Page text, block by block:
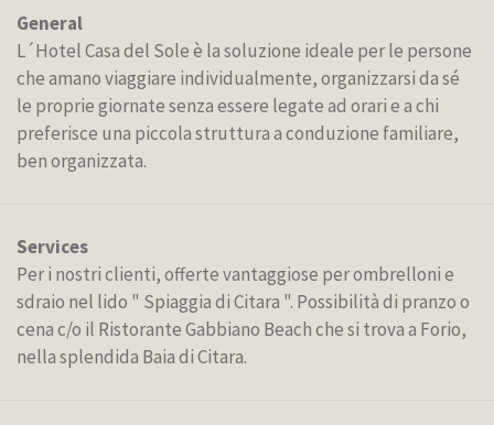
General
L´Hotel Casa del Sole è la soluzione ideale per le persone
che amano viaggiare individualmente, organizzarsi da sé
le proprie giornate senza essere legate ad orari e a chi
preferisce una piccola struttura a conduzione familiare,
ben organizzata.
Services
Per i nostri clienti, offerte vantaggiose per ombrelloni e
sdraio nel lido " Spiaggia di Citara ". Possibilità di pranzo o
cena c/o il Ristorante Gabbiano Beach che si trova a Forio,
nella splendida Baia di Citara.